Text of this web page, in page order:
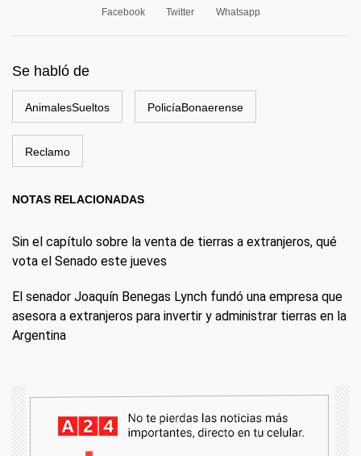
Facebook Twitter Whatsapp
Se habló de
AnimalesSueltos PolicíaBonaerense
Reclamo
NOTAS RELACIONADAS
Sin el capítulo sobre la venta de tierras a extranjeros, qué
vota el Senado este jueves
El senador Joaquín Benegas Lynch fundó una empresa que
asesora a extranjeros para invertir y administrar tierras en la
Argentina